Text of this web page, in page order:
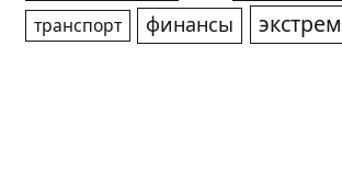
транспорт финансы